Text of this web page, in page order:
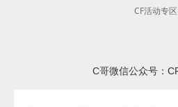
CF活动专区
C哥微信公众号：